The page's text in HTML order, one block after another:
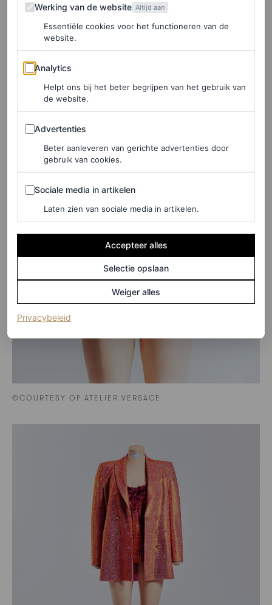
©COURTESY OF ATELIER VERSACE
Werking van de website Altijd aan
Essentiële cookies voor het functioneren van de
website.
Analytics
Analytics
Helpt ons bij het beter begrijpen van het gebruik van
de website.
Advertenties
Advertenties
Beter aanleveren van gerichte advertenties door
gebruik van cookies.
Sociale media in artikelen
Sociale media in artikelen
Laten zien van sociale media in artikelen.
Accepteer alles
Selectie opslaan
Weiger alles
Privacybeleid